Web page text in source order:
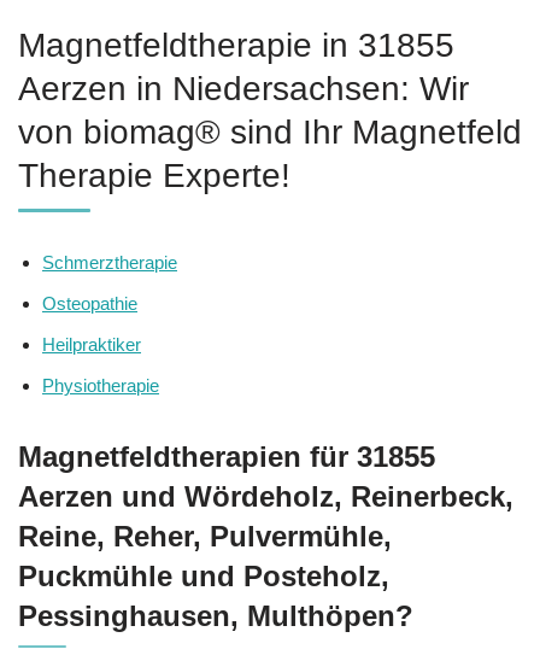
Magnetfeldtherapie in 31855
Aerzen in Niedersachsen: Wir
von biomag® sind Ihr Magnetfeld
Therapie Experte!
Schmerztherapie
Osteopathie
Heilpraktiker
Physiotherapie
Magnetfeldtherapien für 31855
Aerzen und Wördeholz, Reinerbeck,
Reine, Reher, Pulvermühle,
Puckmühle und Posteholz,
Pessinghausen, Multhöpen?